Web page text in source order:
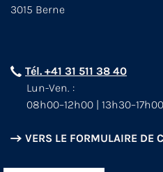
3015 Berne
Tél. +41 31 511 38 40
Lun-Ven. :
08h00–12h00 | 13h30–17h00
VERS LE FORMULAIRE DE